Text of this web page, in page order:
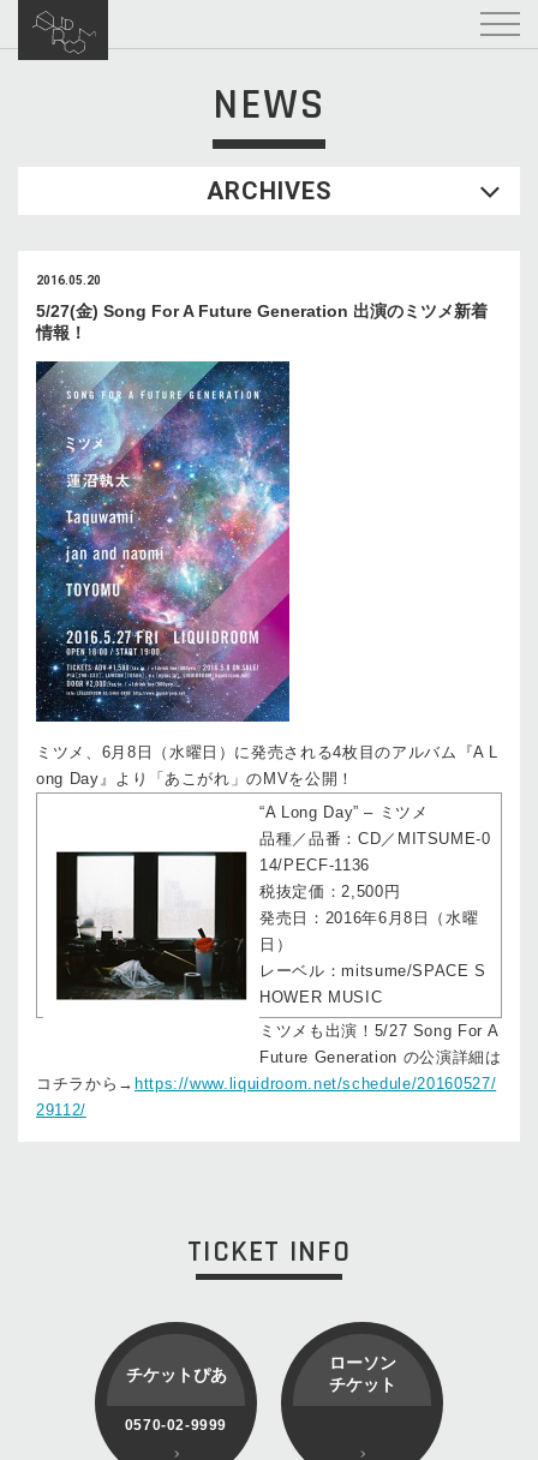
NEWS
ARCHIVES
2016.05.20
5/27(金) Song For A Future Generation 出演のミツメ新着
情報！
ミツメ、6月8日（水曜日）に発売される4枚目のアルバム『A L
ong Day』より「あこがれ」のMVを公開！
“A Long Day” – ミツメ
品種／品番：CD／MITSUME-0
14/PECF-1136
税抜定価：2,500円
発売日：2016年6月8日（水曜
日）
レーベル：mitsume/SPACE S
HOWER MUSIC
ミツメも出演！5/27 Song For A
Future Generation の公演詳細は
コチラから→ https://www.liquidroom.net/schedule/20160527/
29112/
TICKET INFO
チケットぴあ
0570-02-9999
ローソン
チケット